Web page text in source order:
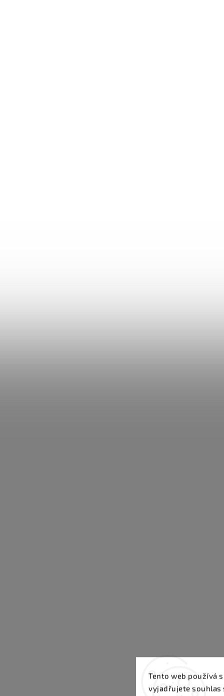
Tento web používá
vyjadřujete souhlas